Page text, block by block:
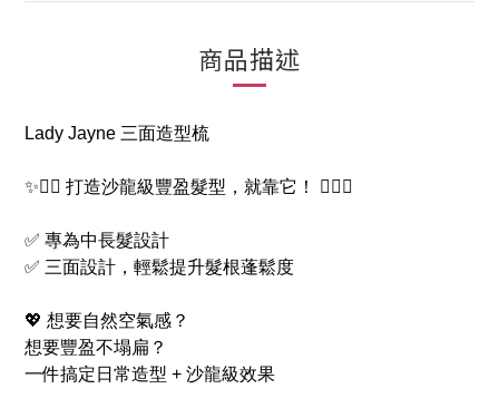
商品描述
Lady Jayne 三面造型梳
✨💁‍♀️ 打造沙龍級豐盈髮型，就靠它！ 💁‍♀️✨
✅ 專為中長髮設計
✅ 三面設計，輕鬆提升髮根蓬鬆度
💖 想要自然空氣感？
想要豐盈不塌扁？
一件搞定日常造型 + 沙龍級效果